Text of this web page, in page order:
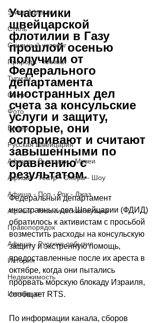
Swiss Афиша
Стиль
Стильный четверг
Природа - Климат
Туризм
Спорт
Фото
Видео
Русская Швейцария
Афиша - Выставки - Музеи
Афиша - Театр - Опера - Шоу
Афиша - Поп - Рок - Джаз
Афиша - Классическая музыка
Правопорядок
Афиша - Русские события
История
Недвижимость
Интервью
Участники
швейцарской
флотилии в Газу
прошлой осенью
получили от
Федерального
департамента
иностранных дел
счета за консульские
услуги и защиту,
которые, они
оспаривают и считают
завышенными по
сравнению с
результатом.
Федеральный департамент
иностранных дел Швейцарии (ФДИД)
обратилось к активистам с просьбой
возместить расходы на консульскую
защиту и экстренную помощь,
предоставленные после их ареста в
октябре, когда они пытались
прорвать морскую блокаду Израиля,
сообщает RTS.
По информации канала, сборов